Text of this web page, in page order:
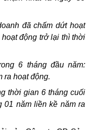
đã chấm dứt hoạt
động trở lại thì thời
6 tháng đầu năm:
ra hoạt động.
thời gian 6 tháng cuối
01 năm liền kề năm ra